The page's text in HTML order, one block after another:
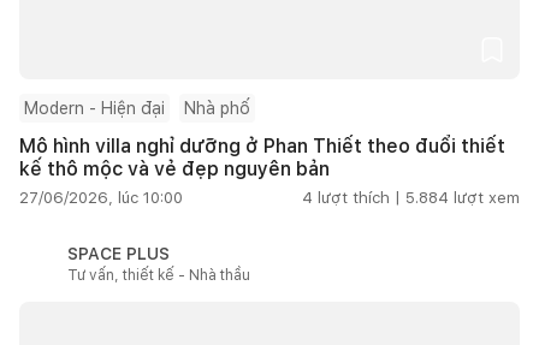
Modern - Hiện đại Nhà phố
Mô hình villa nghỉ dưỡng ở Phan Thiết theo đuổi thiết
kế thô mộc và vẻ đẹp nguyên bản
27/06/2026, lúc 10:00 4 lượt thích | 5.884 lượt xem
SPACE PLUS
Tư vấn, thiết kế - Nhà thầu